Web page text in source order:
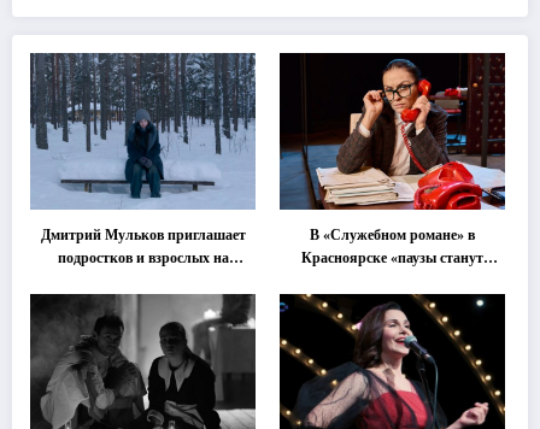
Дмитрий Мульков приглашает
подростков и взрослых на
В «Служебном романе» в
Красноярске «паузы станут